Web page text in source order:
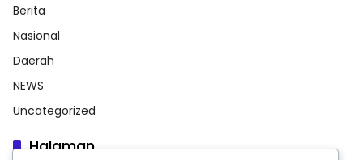
Berita
Nasional
Daerah
NEWS
Uncategorized
Halaman